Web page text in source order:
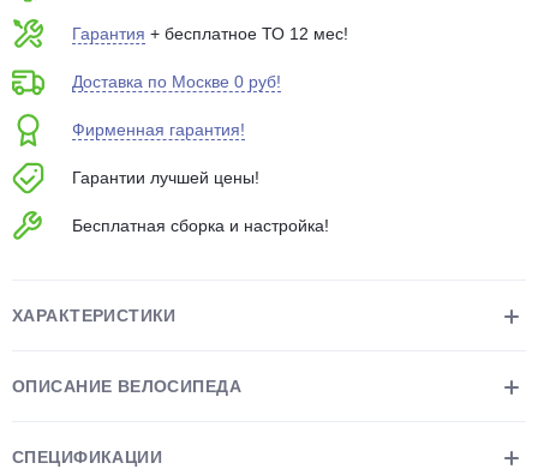
Гарантия + бесплатное ТО 12 мес!
Доставка по Москве 0 руб!
Фирменная гарантия!
Гарантии лучшей цены!
Бесплатная сборка и настройка!
ХАРАКТЕРИСТИКИ
ОПИСАНИЕ ВЕЛОСИПЕДА
СПЕЦИФИКАЦИИ
недели
Остались вопросы?
plait.ru